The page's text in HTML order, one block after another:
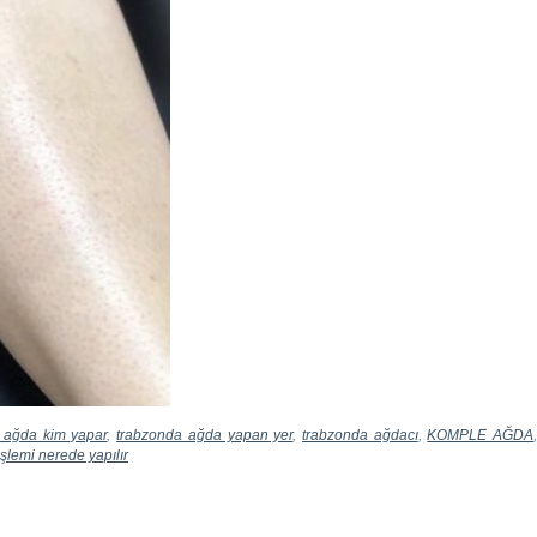
kim yapar,trabzonda ağda yapan yer, trabzonda ağdacı,KOMPLE AĞDA
nerede yapılır